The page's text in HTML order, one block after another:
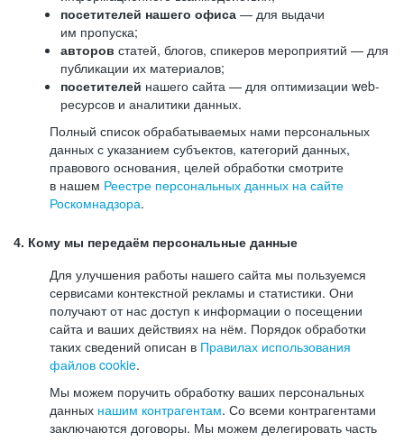
посетителей нашего офиса — для выдачи
им пропуска;
авторов статей, блогов, спикеров мероприятий — для
публикации их материалов;
посетителей нашего сайта — для оптимизации web-
ресурсов и аналитики данных.
Полный список обрабатываемых нами персональных
данных с указанием субъектов, категорий данных,
правового основания, целей обработки смотрите
в нашем Реестре персональных данных на сайте
Роскомнадзора.
4. Кому мы передаём персональные данные
Для улучшения работы нашего сайта мы пользуемся
сервисами контекстной рекламы и статистики. Они
получают от нас доступ к информации о посещении
сайта и ваших действиях на нём. Порядок обработки
таких сведений описан в Правилах использования
файлов cookie.
Мы можем поручить обработку ваших персональных
данных нашим контрагентам. Со всеми контрагентами
заключаются договоры. Мы можем делегировать часть